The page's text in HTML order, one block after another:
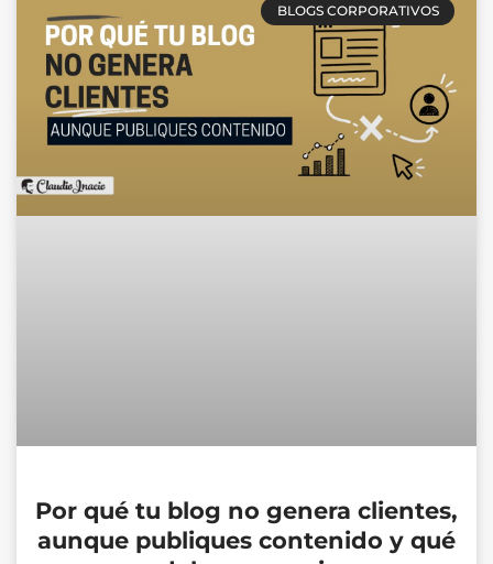
BLOGS CORPORATIVOS
Por qué tu blog no genera clientes,
aunque publiques contenido y qué